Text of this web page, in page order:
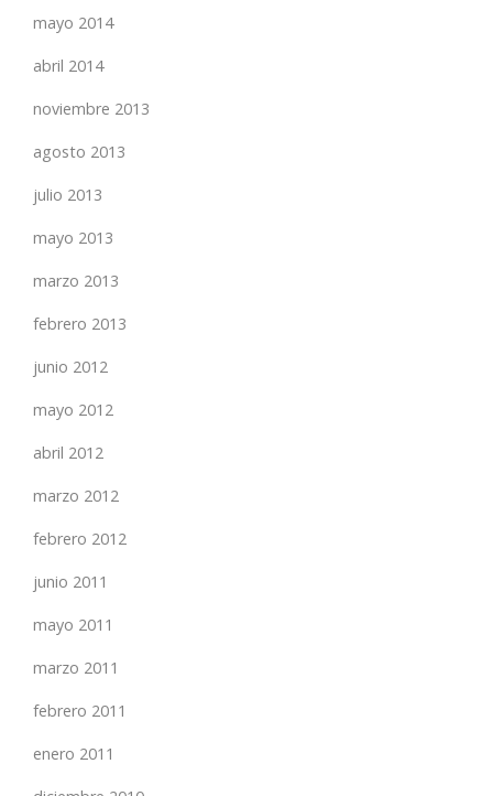
mayo 2014
abril 2014
noviembre 2013
agosto 2013
julio 2013
mayo 2013
marzo 2013
febrero 2013
junio 2012
mayo 2012
abril 2012
marzo 2012
febrero 2012
junio 2011
mayo 2011
marzo 2011
febrero 2011
enero 2011